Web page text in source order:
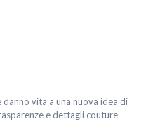
vita a una nuova idea di
e dettagli couture